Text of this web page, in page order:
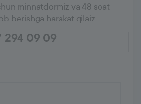
minnatdormiz va 48 soat
berishga harakat qilaiz
294 09 09